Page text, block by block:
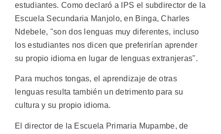
estudiantes. Como declaró a IPS el subdirector de la
Escuela Secundaria Manjolo, en Binga, Charles
Ndebele, "son dos lenguas muy diferentes, incluso
los estudiantes nos dicen que preferirían aprender
su propio idioma en lugar de lenguas extranjeras".
Para muchos tongas, el aprendizaje de otras
lenguas resulta también un detrimento para su
cultura y su propio idioma.
El director de la Escuela Primaria Mupambe, de